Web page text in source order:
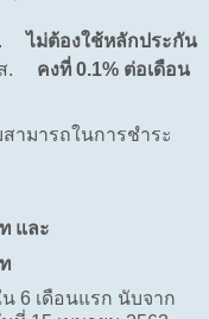
ส.ไม่ต้องใช้หลักประกัน
.ส. คงที่ 0.1% ต่อเดือน
ามารถในการชำระ
และ
6 เดือนแรก นับจาก